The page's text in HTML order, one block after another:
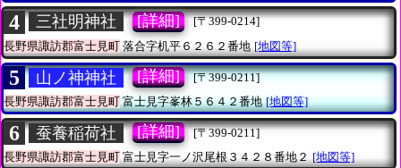
4 三社明神社 [詳細]
[〒399-0214]
長野県諏訪郡富士見町 落合字机平６２６２番地 [地図等]
5 山ノ神神社 [詳細]
[〒399-0211]
長野県諏訪郡富士見町富士見字峯林５６４２番地 [地図等]
6 蚕養稲荷社 [詳細]
[〒399-0211]
長野県諏訪郡富士見町富士見字一ノ沢尾根３４２８番地２ [地図等]